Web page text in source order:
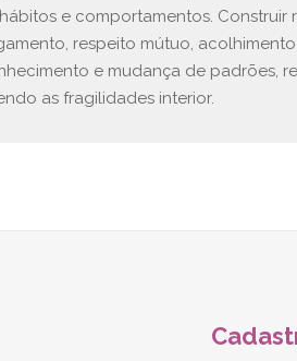
e comportamentos. Construir
respeito mútuo,
e mudança de padrões,
as fragilidades interior.